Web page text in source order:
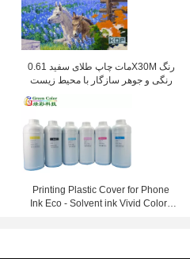
مات چاپ طلای سفید 0.61X30M رنگ
رنگی و جوهر سازگار با محیط زیست
Printing Plastic Cover for Phone
Ink Eco - Solvent ink Vivid Colors